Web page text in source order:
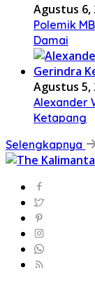
Agustus 6,
Polemik
Damai
Agustus 5,
Alexander
Ketapang
Selengkapnya